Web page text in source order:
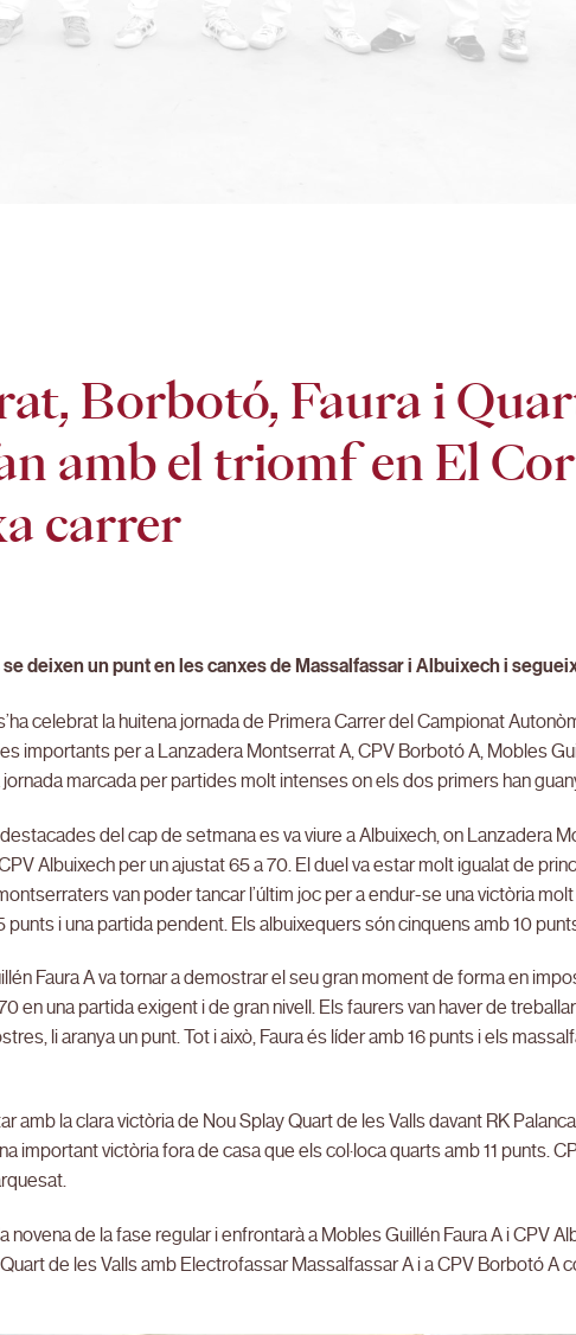
Borbotó, Faura i
amb el triomf en El
carrer
deixen un punt en les canxes de Massalfassar i Albuixech i
celebrat la huitena jornada de Primera Carrer del Campionat
importants per a Lanzadera Montserrat A, CPV Borbotó A, Mobles
jornada marcada per partides molt intenses on els dos primers han
del cap de setmana es va viure a Albuixech, on Lanzadera
Albuixech per un ajustat 65 a 70. El duel va estar molt igualat de
van poder tancar l’últim joc per a endur-se una victòria
i una partida pendent. Els albuixequers són cinquens amb 10
Faura A va tornar a demostrar el seu gran moment de forma en
en una partida exigent i de gran nivell. Els faurers van haver de
li aranya un punt. Tot i això, Faura és líder amb 16 punts i els
amb la clara victòria de Nou Splay Quart de les Valls davant RK
important victòria fora de casa que els col·loca quarts amb 11 punts.
novena de la fase regular i enfrontarà a Mobles Guillén Faura A i CPV
de les Valls amb Electrofassar Massalfassar A i a CPV Borbotó A